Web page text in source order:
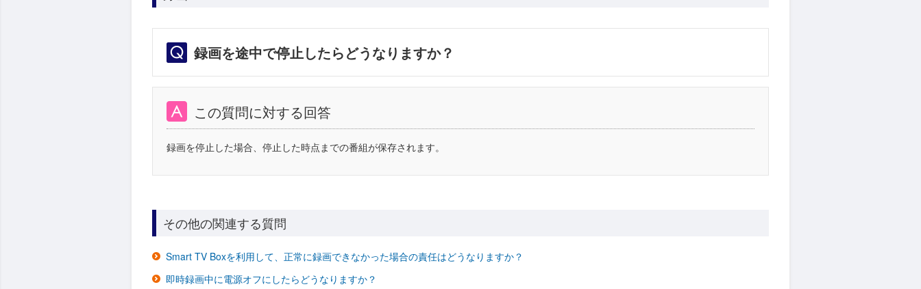
録画を途中で停止したらどうなりますか？
この質問に対する回答
録画を停止した場合、停止した時点までの番組が保存されます。
その他の関連する質問
Smart TV Boxを利用して、正常に録画できなかった場合の責任はどうなりますか？
即時録画中に電源オフにしたらどうなりますか？